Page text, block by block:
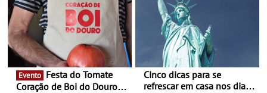
país
Experiência luminosa no
jardim do Museu de
Alberto Sampaio
Evento
Coração de Boi do Douro -
Cinco dicas para se
refrescar em casa nos dias